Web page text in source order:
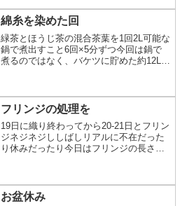
になればいいな。織り以外に終わってな
いもの・帰りの...
綿糸を染めた回
緑茶とほうじ茶の混合茶葉を1回2L可能な
鍋で煮出すこと6回×5分ずつ今回は鍋で
煮るのではなく、バケツに貯めた約12Lの
ない豆乳に漬ける→表面にタンパク質を
足してやる...
フリンジの処理を
19日に織り終わってから20-21日とフリン
ジネジネジししばしリアルに不在だった
り休みだったり今日はフリンジの長さを
→アイロンなどで整えて不要な糸などの
処理が終われば...
お盆休み